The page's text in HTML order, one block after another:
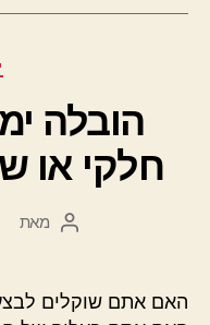
הובלה
חלקי או
המחבר
מאת
האם אתם שוקלים